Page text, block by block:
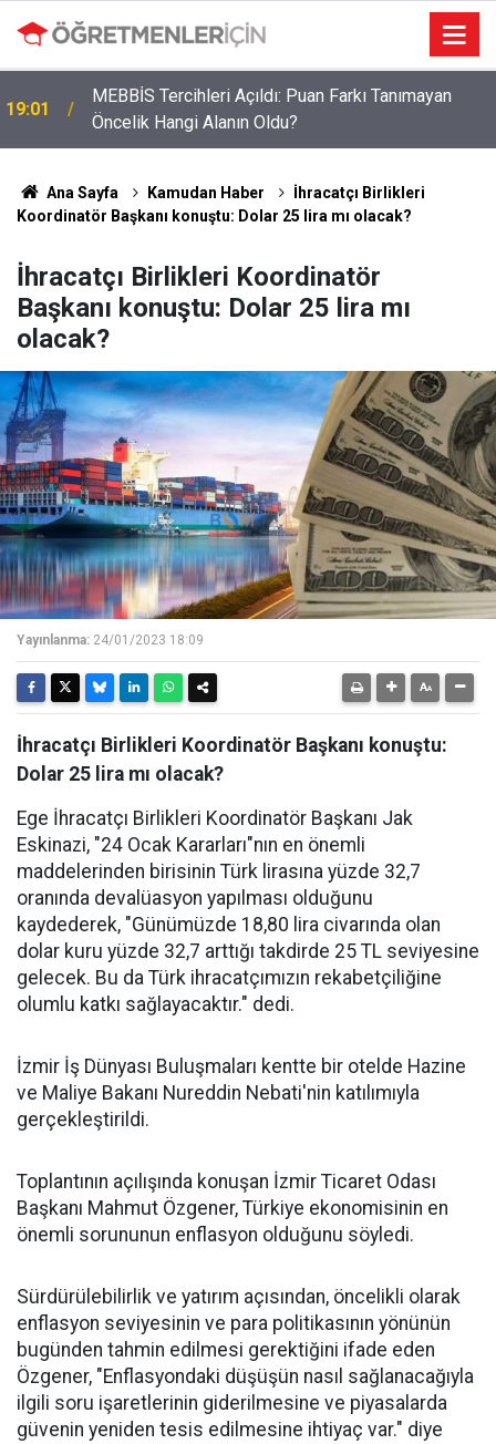
09:03
Öğretmenlere Müjdeli Haber: Bu 12 İlde Norm
Kadro Tıkanıklığı Yaşanmayacak
Ana Sayfa Kamudan Haber
İhracatçı Birlikleri
Koordinatör Başkanı konuştu: Dolar 25 lira mı olacak?
İhracatçı Birlikleri Koordinatör
Başkanı konuştu: Dolar 25 lira mı
olacak?
Yayınlanma: 24/01/2023 18:09
İhracatçı Birlikleri Koordinatör Başkanı konuştu:
Dolar 25 lira mı olacak?
Ege İhracatçı Birlikleri Koordinatör Başkanı Jak
Eskinazi, "24 Ocak Kararları"nın en önemli
maddelerinden birisinin Türk lirasına yüzde 32,7
oranında devalüasyon yapılması olduğunu
kaydederek, "Günümüzde 18,80 lira civarında olan
dolar kuru yüzde 32,7 arttığı takdirde 25 TL seviyesine
gelecek. Bu da Türk ihracatçımızın rekabetçiliğine
olumlu katkı sağlayacaktır." dedi.
İzmir İş Dünyası Buluşmaları kentte bir otelde Hazine
ve Maliye Bakanı Nureddin Nebati'nin katılımıyla
gerçekleştirildi.
Toplantının açılışında konuşan İzmir Ticaret Odası
Başkanı Mahmut Özgener, Türkiye ekonomisinin en
önemli sorununun enflasyon olduğunu söyledi.
Sürdürülebilirlik ve yatırım açısından, öncelikli olarak
enflasyon seviyesinin ve para politikasının yönünün
bugünden tahmin edilmesi gerektiğini ifade eden
Özgener, "Enflasyondaki düşüşün nasıl sağlanacağıyla
ilgili soru işaretlerinin giderilmesine ve piyasalarda
güvenin yeniden tesis edilmesine ihtiyaç var." diye